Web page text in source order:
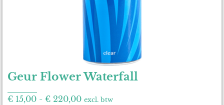
Geur Flower Waterfall
€ 15,00 - € 220,00 excl. btw